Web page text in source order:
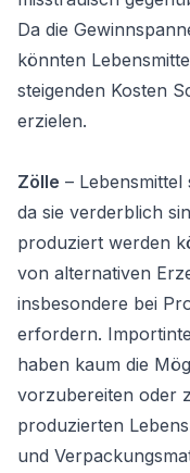
Da die
könnten
steigenden Kosten
erzielen.
Zölle –
da sie verderblich
produziert werden
von alternativen
insbesondere bei
erfordern.
haben kaum die
vorzubereiten oder
produzierten
und